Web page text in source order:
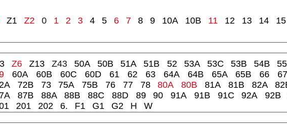
Z1 Z2 0 1 2 3 4 5 6 7 8 9 10A 10B 11 12 13 14 15
Z6 Z13 Z43 50A 50B 51A 51B 52 53A 53C 53B 54B
60A 60B 60C 60D 61 62 63 64A 64B 65A 65B 66 67
72B 73 75A 75B 76 77 78 80A 80B 81A 81B 82A
87B 88A 88B 88C 88D 89 90 91A 91B 91C 92A 92B
201 202 6. F1 G1 G2 H W